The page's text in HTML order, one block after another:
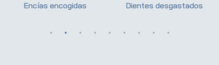
Encías encogidas Dientes desgastados